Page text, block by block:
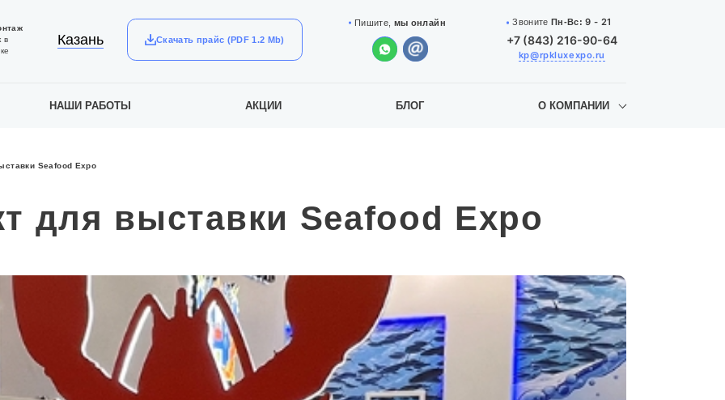
в
Казань Скачать прайс (PDF 1.2 Mb)
Пишите, мы онлайн Звоните Пн-Вс:9 - 21
+7 (843) 216-90-64
kp@rpkluxexpo.ru
НАШИ РАБОТЫ АКЦИИ БЛОГ О КОМПАНИИ
Seafood Expo
для выставки Seafood Expo